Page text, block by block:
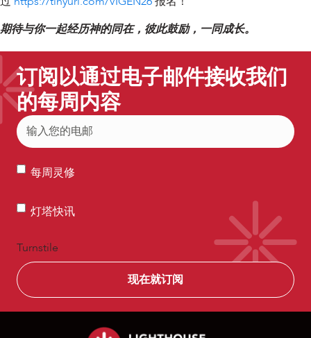
期待与你一起经历神的同在，彼此鼓励，一同成长。
订阅以通过电子邮件接收我们
的每周内容
电
子
件
每
灵
每周灵修
灯
快
灯塔快讯
Turnstile